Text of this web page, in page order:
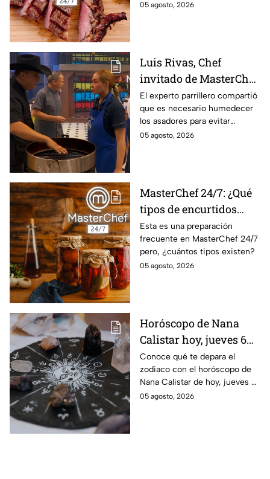
05 agosto, 2026
Luis Rivas, Chef
invitado de MasterChef
24/7 destaca la
importancia del agua
para la preparación de
cualquier asado
El experto parrillero compartió
que es necesario humedecer
los asadores para evitar
accidentes
05 agosto, 2026
MasterChef 24/7: ¿Qué
tipos de encurtidos
hay?
Esta es una preparación
frecuente en MasterChef 24/7
pero, ¿cuántos tipos existen?
05 agosto, 2026
Horóscopo de Nana
Calistar hoy, jueves 6
de agosto: a estos
signos se les abren las
puertas del dinero
Conoce qué te depara el
zodiaco con el horóscopo de
Nana Calistar de hoy, jueves 6
de agosto. ¿Será dinero o
05 agosto, 2026